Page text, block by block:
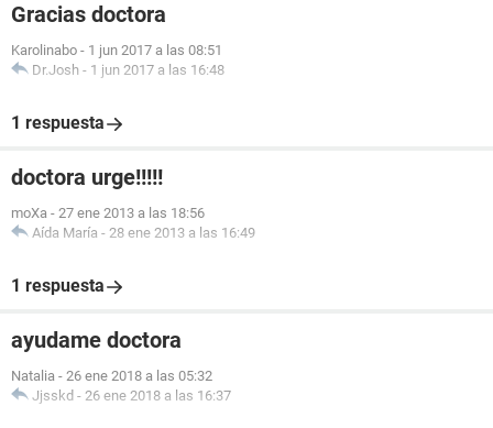
Gracias doctora
Karolinabo - 1 jun 2017 a las 08:51
Dr.Josh - 1 jun 2017 a las 16:48
1 respuesta
doctora urge!!!!!
moXa - 27 ene 2013 a las 18:56
Aída María - 28 ene 2013 a las 16:49
1 respuesta
ayudame doctora
Natalia - 26 ene 2018 a las 05:32
Jjsskd - 26 ene 2018 a las 16:37